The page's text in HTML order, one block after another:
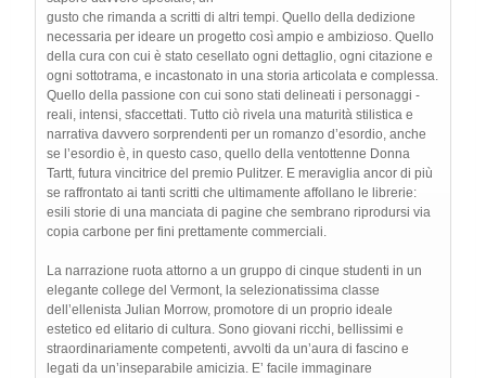
gusto che rimanda a scritti di altri tempi. Quello della dedizione
necessaria per ideare un progetto così ampio e ambizioso. Quello
della cura con cui è stato cesellato ogni dettaglio, ogni citazione e
ogni sottotrama, e incastonato in una storia articolata e complessa.
Quello della passione con cui sono stati delineati i personaggi -
reali, intensi, sfaccettati. Tutto ciò rivela una maturità stilistica e
narrativa davvero sorprendenti per un romanzo d’esordio, anche
se l’esordio è, in questo caso, quello della ventottenne Donna
Tartt, futura vincitrice del premio Pulitzer. E meraviglia ancor di più
se raffrontato ai tanti scritti che ultimamente affollano le librerie:
esili storie di una manciata di pagine che sembrano riprodursi via
copia carbone per fini prettamente commerciali.
La narrazione ruota attorno a un gruppo di cinque studenti in un
elegante college del Vermont, la selezionatissima classe
dell’ellenista Julian Morrow, promotore di un proprio ideale
estetico ed elitario di cultura. Sono giovani ricchi, bellissimi e
straordinariamente competenti, avvolti da un’aura di fascino e
legati da un’inseparabile amicizia. E’ facile immaginare